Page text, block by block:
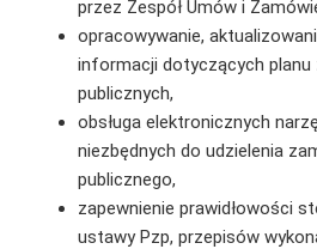
przez Zespół Umów i
opracowywanie,
informacji dotyczących planu
publicznych,
obsługa elektronicznych
niezbędnych do udzielenia
publicznego,
zapewnienie prawidłowości
ustawy Pzp, przepisów